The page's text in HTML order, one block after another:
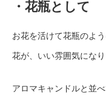
・花瓶として
お花を活けて花瓶のよ
花が、いい雰囲気になり
アロマキャンドルと並